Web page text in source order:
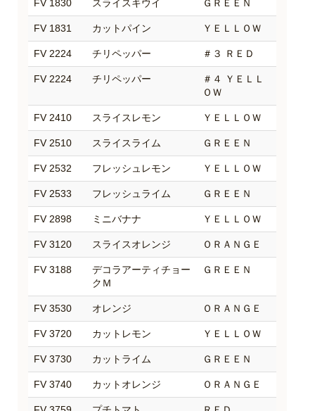
FV 1830 スライスキウイ ＧＲＥＥＮ
FV 1831 カットパイン ＹＥＬＬＯＷ
FV 2224 チリペッパー ＃３ ＲＥＤ
FV 2224 チリペッパー
＃４ ＹＥＬＬ
ＯＷ
FV 2410 スライスレモン ＹＥＬＬＯＷ
FV 2510 スライスライム ＧＲＥＥＮ
FV 2532 フレッシュレモン ＹＥＬＬＯＷ
FV 2533 フレッシュライム ＧＲＥＥＮ
FV 2898 ミニバナナ ＹＥＬＬＯＷ
FV 3120 スライスオレンジ ＯＲＡＮＧＥ
FV 3188
デコラアーティチョー
クＭ
ＧＲＥＥＮ
FV 3530 オレンジ ＯＲＡＮＧＥ
FV 3720 カットレモン ＹＥＬＬＯＷ
FV 3730 カットライム ＧＲＥＥＮ
FV 3740 カットオレンジ ＯＲＡＮＧＥ